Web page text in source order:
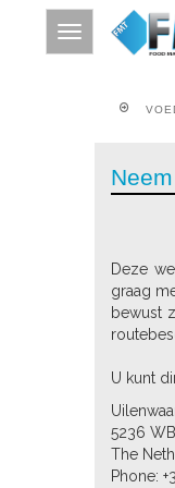
VOEDSELVERWERKING
VERDERVERWERKING
THERMISCHE
ZOEKEN OP TREFWOORD
Deze
graag
bewust
U kunt
5236
The
Phone: